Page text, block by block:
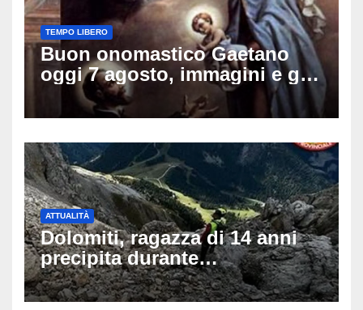
TEMPO LIBERO
Buon onomastico Gaetano
oggi 7 agosto, immagini e gif
di auguri da condividere sui
social
ATTUALITÀ
Dolomiti, ragazza di 14 anni
precipita durante
un’escursione: tragedia sul
Latemar davanti alla famiglia